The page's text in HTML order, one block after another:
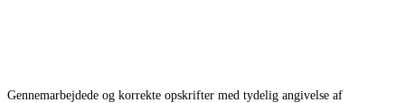
Gennemarbejdede og korrekte opskrifter med tydelig angivelse af